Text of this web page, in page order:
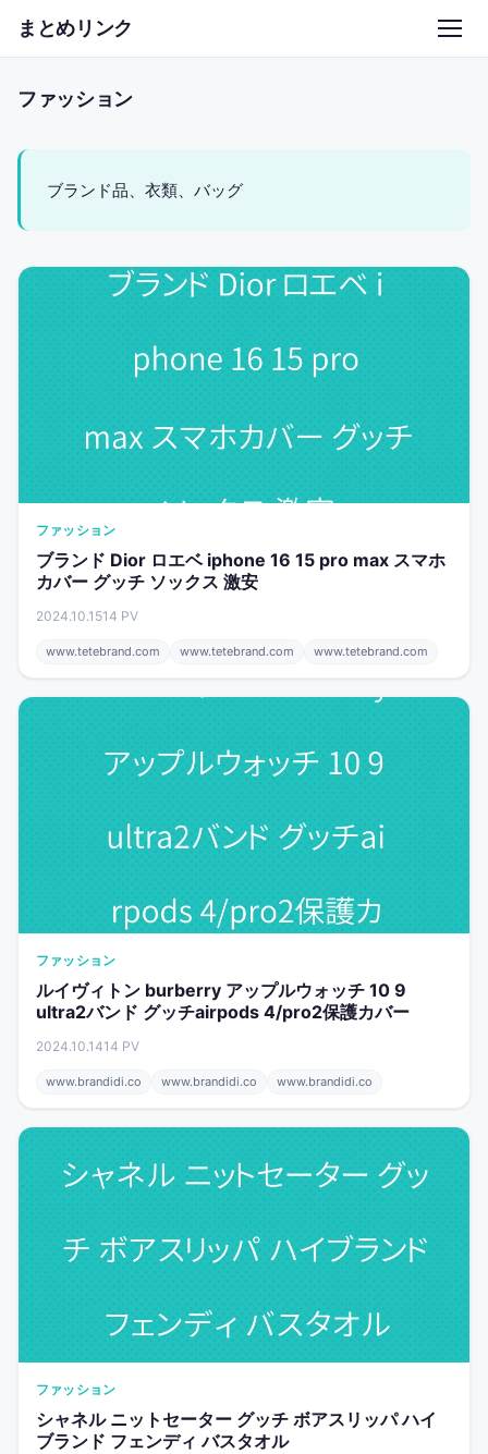
まとめリンク
ファッション
ブランド品、衣類、バッグ
ファッション
ブランド Dior ロエベ iphone 16 15 pro max スマホ
カバー グッチ ソックス 激安
2024.10.1514 PV
www.tetebrand.com www.tetebrand.com www.tetebrand.com
ファッション
ルイヴィトン burberry アップルウォッチ 10 9
ultra2バンド グッチairpods 4/pro2保護カバー
2024.10.1414 PV
www.brandidi.co www.brandidi.co www.brandidi.co
ファッション
シャネル ニットセーター グッチ ボアスリッパ ハイ
ブランド フェンディ バスタオル